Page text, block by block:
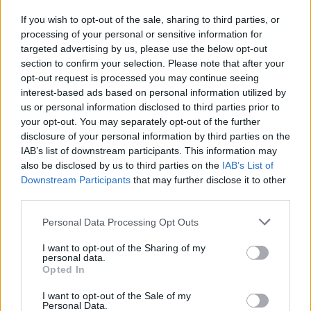
If you wish to opt-out of the sale, sharing to third parties, or
processing of your personal or sensitive information for
targeted advertising by us, please use the below opt-out
section to confirm your selection. Please note that after your
opt-out request is processed you may continue seeing
interest-based ads based on personal information utilized by
us or personal information disclosed to third parties prior to
your opt-out. You may separately opt-out of the further
disclosure of your personal information by third parties on the
IAB’s list of downstream participants. This information may
also be disclosed by us to third parties on the IAB’s List of
Downstream Participants that may further disclose it to other
Personal Data Processing Opt Outs
I want to opt-out of the Sharing of my
personal data.
Opted In
I want to opt-out of the Sale of my
Personal Data.
Σχετικά Άρθρα